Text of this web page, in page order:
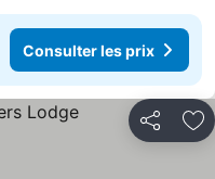
Consulter les prix
Partager